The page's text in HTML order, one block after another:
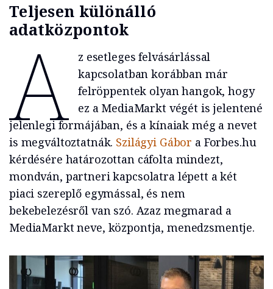
Teljesen különálló
adatközpontok
A
z esetleges felvásárlással
kapcsolatban korábban már
felröppentek olyan hangok, hogy
ez a MediaMarkt végét is jelentené
jelenlegi formájában, és a kínaiak még a nevet
is megváltoztatnák. Szilágyi Gábor a Forbes.hu
kérdésére határozottan cáfolta mindezt,
mondván, partneri kapcsolatra lépett a két
piaci szereplő egymással, és nem
bekebelezésről van szó. Azaz megmarad a
MediaMarkt neve, központja, menedzsmentje.